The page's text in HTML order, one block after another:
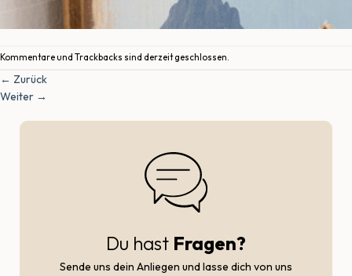
Kommentare und Trackbacks sind derzeit geschlossen.
← Zurück
Weiter →
Du hast Fragen?
Sende uns dein Anliegen und lasse dich von uns